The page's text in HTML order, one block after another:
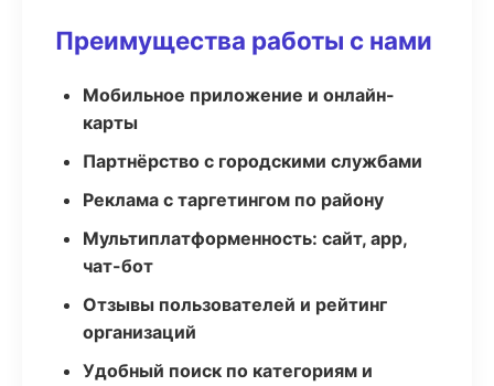
Преимущества работы с нами
Мобильное приложение и онлайн-
карты
Партнёрство с городскими службами
Реклама с таргетингом по району
Мультиплатформенность: сайт, app,
чат-бот
Отзывы пользователей и рейтинг
организаций
Удобный поиск по категориям и